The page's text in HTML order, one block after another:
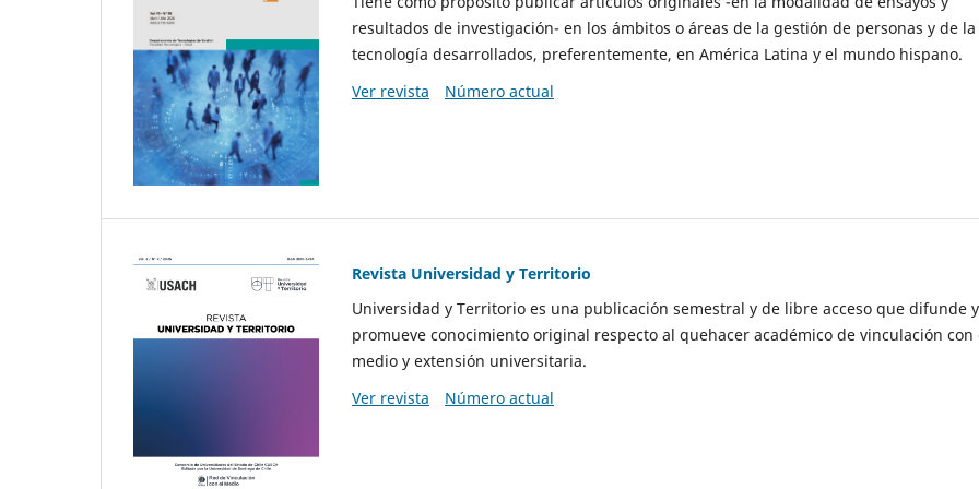
resultados de investigación- en los ámbitos o áreas de la gestión de personas y de la
tecnología desarrollados, preferentemente, en América Latina y el mundo hispano.
Ver revista
Número actual
Revista Universidad y Territorio
Universidad y Territorio es una publicación semestral y de libre acceso que difunde y
promueve conocimiento original respecto al quehacer académico de vinculación con
medio y extensión universitaria.
Ver revista
Número actual